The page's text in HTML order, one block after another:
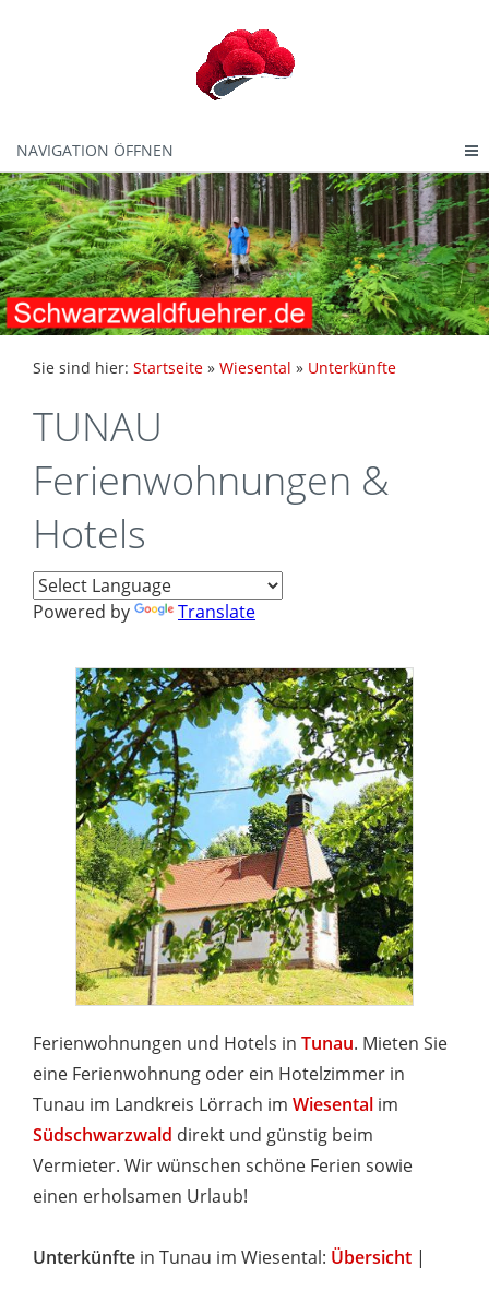
NAVIGATION ÖFFNEN
Sie sind hier: Startseite » Wiesental » Unterkünfte
TUNAU
Ferienwohnungen &
Hotels
Powered by Translate
Ferienwohnungen und Hotels in Tunau. Mieten Sie
eine Ferienwohnung oder ein Hotelzimmer in
Tunau im Landkreis Lörrach im Wiesental im
Südschwarzwald direkt und günstig beim
Vermieter. Wir wünschen schöne Ferien sowie
einen erholsamen Urlaub!
Unterkünfte in Tunau im Wiesental: Übersicht |